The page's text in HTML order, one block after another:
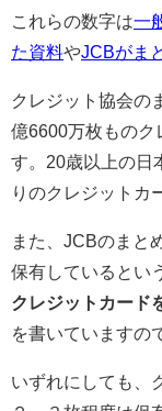
これらの数字は一
た資料やJCBがま
クレジット協会の
億6600万枚ものク
す。20歳以上の日
りのクレジットカ
また、JCBのまと
保有しているとい
クレジットカード
を書いていますの
いずれにしても、